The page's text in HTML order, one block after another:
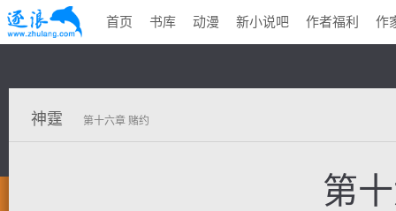
首页 书库 动漫 新小说吧 作者福利 作
神霆 第十六章 赌约
第